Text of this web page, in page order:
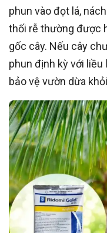
phun vào đọt lá,
thối rễ thường được
gốc cây. Nếu cây
phun định kỳ với
bảo vệ vườn dừa